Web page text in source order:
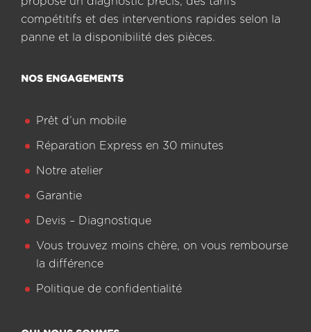
compétitifs et des interventions rapides selon la
panne et la disponibilité des pièces.
NOS ENGAGEMENTS
Prêt d’un mobile
Réparation Express en 30 minutes
Notre atelier
Garantie
Devis – Diagnostique
Vous trouvez moins chère, on vous rembourse
la différence
Politique de confidentialité